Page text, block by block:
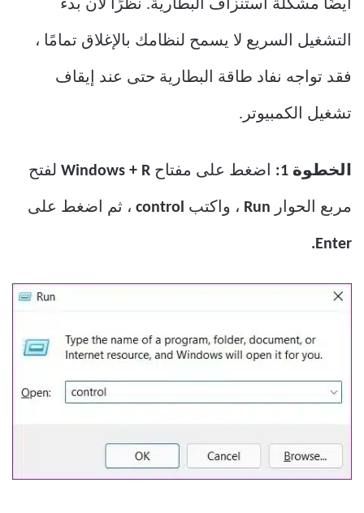
أيضًا مشكلة استنزاف البطارية. نظرًا لأن بدء
التشغيل السريع لا يسمح لنظامك بالإغلاق تمامًا ،
فقد تواجه نفاد طاقة البطارية حتى عند إيقاف
تشغيل الكمبيوتر.
الخطوة 1: اضغط على مفتاح Windows + R لفتح
مربع الحوار Run ، واكتب control ، ثم اضغط على
Enter.